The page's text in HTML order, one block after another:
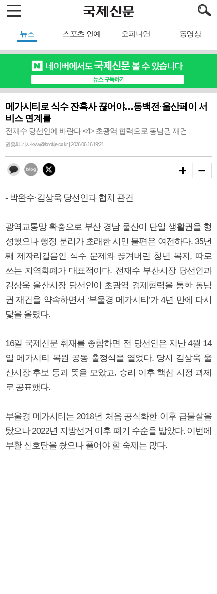
뉴스 스포츠·연예 오피니언 동영상
메가시티로 식수 잔혹사 끊어야…동백전·울산페이 서
비스 연계를
전재수 당선인에 바란다 <4> 초광역 협력으로 동남권 재건
권용휘 기자 kyw@kookje.co.kr | 2026.06.16 19:21
- 박완수·김상욱 당선인과 협치 관건
광역교통망 확충으로 부산 경남 울산이 단일 생활권을 형
성했으나 행정 분리가 초래한 시민 불편은 여전하다. 35년
째 제자리걸음인 식수 문제와 끊겨버린 청년 복지, 따로
쓰는 지역화폐가 대표적이다. 전재수 부산시장 당선인과
김상욱 울산시장 당선인이 초광역 경제협력을 통한 동남
권 재건을 약속하면서 ‘부울경 메가시티’가 4년 만에 다시
닻을 올렸다.
16일 국제신문 취재를 종합하면 전 당선인은 지난 4월 14
일 메가시티 복원 공동 출정식을 열었다. 당시 김상욱 울
산시장 후보 등과 뜻을 모았고, 승리 이후 핵심 시정 과제
로 공표했다.
부울경 메가시티는 2018년 처음 공식화한 이후 급물살을
탔으나 2022년 지방선거 이후 폐기 수순을 밟았다. 이번에
부활 신호탄을 쐈으나 풀어야 할 숙제는 많다.